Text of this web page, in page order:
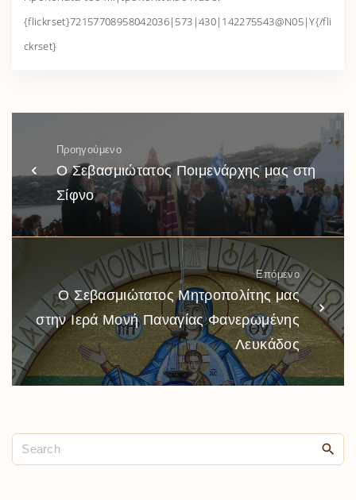
{flickrset}72157708958042036|573|430|142275543@N05|Y{/fli
ckrset}
Προηγούμενο
Ο Σεβασμιώτατος Ποιμενάρχης μας στη
Σίφνο
Επόμενο
Ο Σεβασμιώτατος Μητροπολίτης μας
στην Ιερά Μονή Παναγίας Φανερωμένης
Λευκάδος